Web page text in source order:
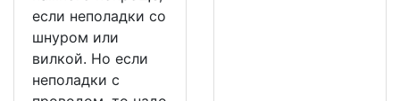
если неполадки со
шнуром или
вилкой. Но если
неполадки с